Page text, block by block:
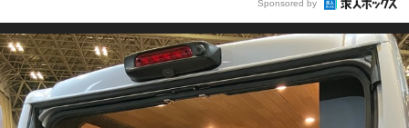
Sponsored by